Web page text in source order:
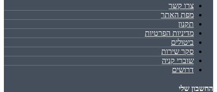
צרו קשר
מפת האתר
תקנון
מדיניות הפרטיות
ביטולים
סקר שירות
שוברי קניה
דרושים
החשבון שלי